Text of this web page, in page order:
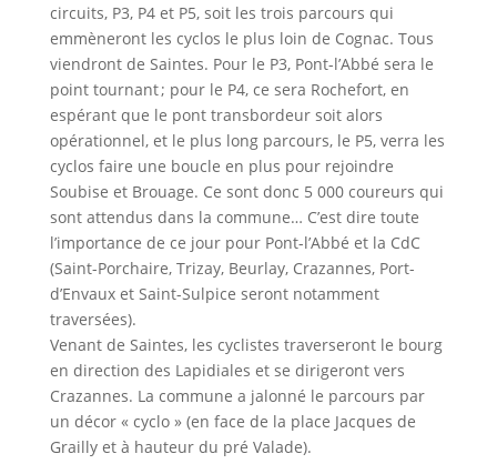
circuits, P3, P4 et P5, soit les trois parcours qui
emmèneront les cyclos le plus loin de Cognac. Tous
viendront de Saintes. Pour le P3, Pont-l’Abbé sera le
point tournant ; pour le P4, ce sera Rochefort, en
espérant que le pont transbordeur soit alors
opérationnel, et le plus long parcours, le P5, verra les
cyclos faire une boucle en plus pour rejoindre
Soubise et Brouage. Ce sont donc 5 000 coureurs qui
sont attendus dans la commune… C’est dire toute
l’importance de ce jour pour Pont-l’Abbé et la CdC
(Saint-Porchaire, Trizay, Beurlay, Crazannes, Port-
d’Envaux et Saint-Sulpice seront notamment
traversées).
Venant de Saintes, les cyclistes traverseront le bourg
en direction des Lapidiales et se dirigeront vers
Crazannes. La commune a jalonné le parcours par
un décor « cyclo » (en face de la place Jacques de
Grailly et à hauteur du pré Valade).